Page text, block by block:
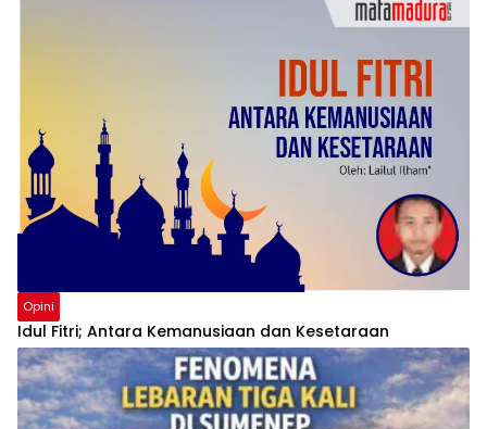
Opini
Idul Fitri; Antara Kemanusiaan dan Kesetaraan